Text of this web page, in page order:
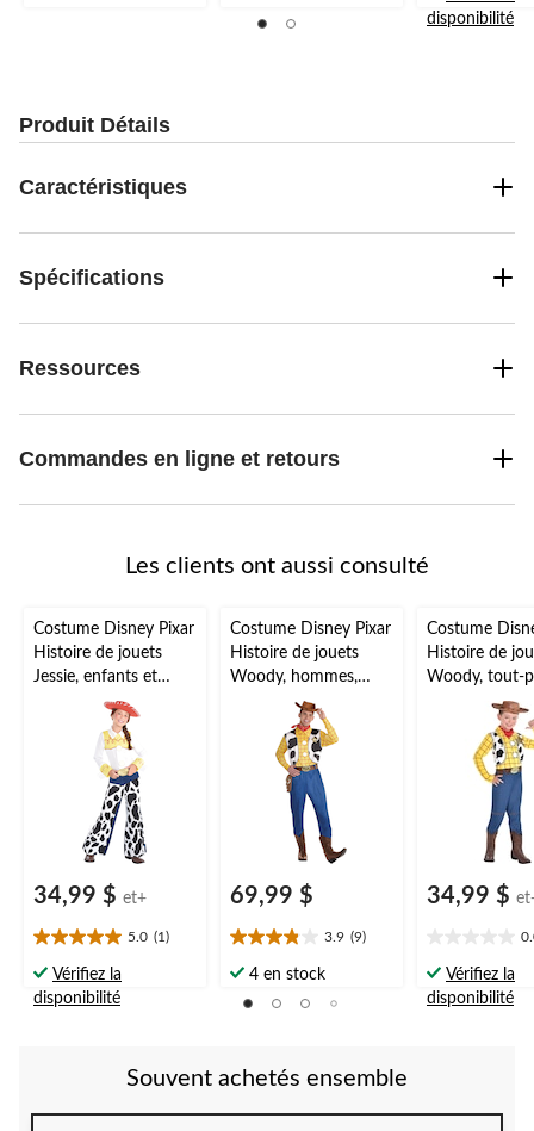
sur
5.
disponibilité
Produit Détails
Caractéristiques
Spécifications
Ressources
Commandes en ligne et retours
Les clients ont aussi consulté
Costume Disney Pixar
Histoire de jouets
Jessie, enfants et
tout-petits,
combinaison à
imprimé peau de
vache avec chapeau,
choix de tailles
34,99 $ et+
5.0 (1)
5.0
étoile(s)
sur
Vérifiez la
disponibilité
Costume Disney Pixar
Histoire de jouets
Woody, hommes,
combinaison à
imprimé peau de
vache avec chapeau
et veste, taille
universelle
69,99 $
3.9 (9)
3.9
étoile(s)
4 en stock
Costume
Histoire de
Woody, tout-
enfants,
à imprimé
vache avec
et veste,
34,99 $
étoile(s)
sur
Vérifiez la
disponibilité
Souvent achetés ensemble